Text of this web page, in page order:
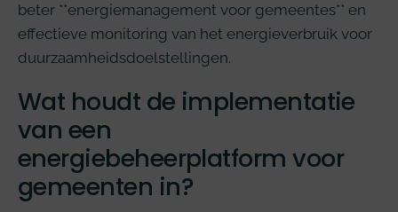
beter **energiemanagement voor gemeentes** en
effectieve monitoring van het energieverbruik voor
duurzaamheidsdoelstellingen.
Wat houdt de implementatie
van een
energiebeheerplatform voor
gemeenten in?